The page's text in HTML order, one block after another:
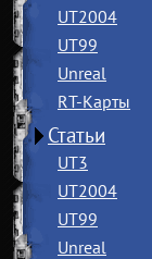
UT2004
UT99
Unreal
RT-Карты
Статьи
UT3
UT2004
UT99
Unreal